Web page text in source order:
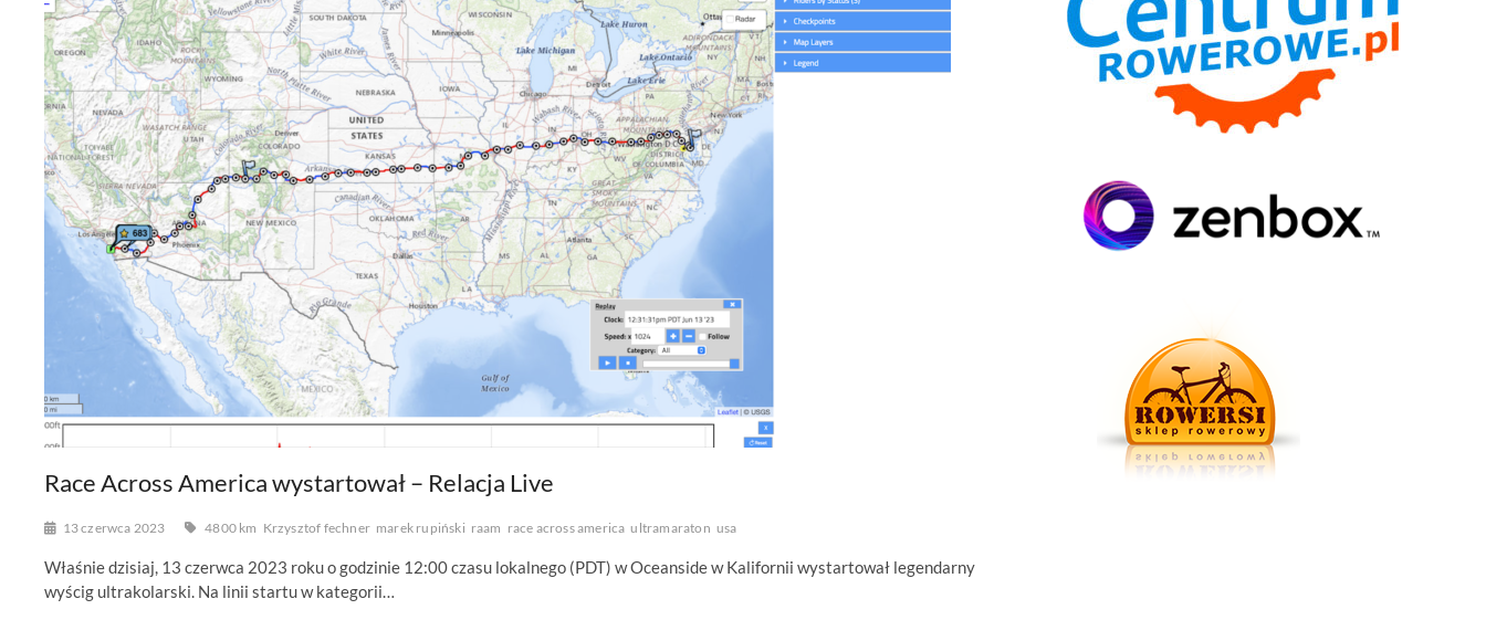
Race Across America wystartował – Relacja Live
13 czerwca 2023 4800 km Krzysztof fechner marek rupiński raam race across america ultramaraton usa
Właśnie dzisiaj, 13 czerwca 2023 roku o godzinie 12:00 czasu lokalnego (PDT) w Oceanside w Kalifornii wystartował legendarny
wyścig ultrakolarski. Na linii startu w kategorii…